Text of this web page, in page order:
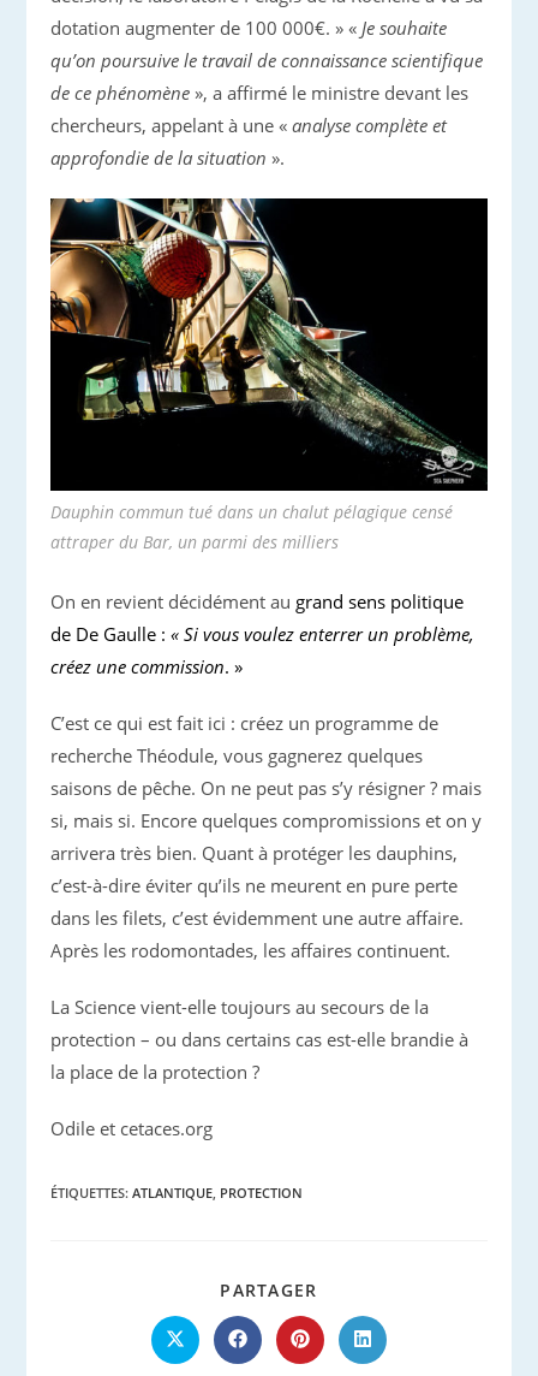
dotation augmenter de 100 000€. » «Je souhaite
qu’on poursuive le travail de connaissance scientifique
de ce phénomène», a affirmé le ministre devant les
chercheurs, appelant à une «analyse complète et
approfondie de la situation».
Dauphin commun tué dans un chalut pélagique censé
attraper du Bar, un parmi des milliers
On en revient décidément au grand sens politique
de De Gaulle : « Si vous voulez enterrer un problème,
créez une commission. »
C’est ce qui est fait ici : créez un programme de
recherche Théodule, vous gagnerez quelques
saisons de pêche. On ne peut pas s’y résigner ? mais
si, mais si. Encore quelques compromissions et on y
arrivera très bien. Quant à protéger les dauphins,
c’est-à-dire éviter qu’ils ne meurent en pure perte
dans les filets, c’est évidemment une autre affaire.
Après les rodomontades, les affaires continuent.
La Science vient-elle toujours au secours de la
protection – ou dans certains cas est-elle brandie à
la place de la protection ?
Odile et cetaces.org
ÉTIQUETTES:ATLANTIQUE PROTECTION
PARTAGER
CONTENU
Ouvrir
dans
Ouvrir
dans
Ouvrir
dans
Ouvrir
dans